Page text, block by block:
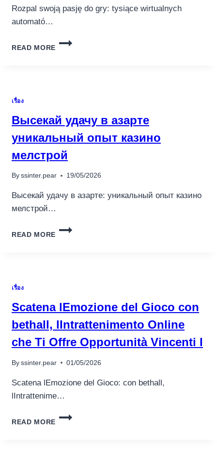
Rozpal swoją pasję do gry: tysiące wirtualnych
automató…
READ MORE
ROZPAL
KASYNO
ŻYWO,
ZAKŁADY
NA
CZERWONE
EKSKL
เรื่อง
Высекай удачу в азарте
уникальный опыт казино
мелстрой
By ssinter.pear 19/05/2026
Высекай удачу в азарте: уникальный опыт казино
мелстрой…
READ MORE
ВЫСЕКАЙ
เรื่อง
Scatena lEmozione del Gioco con
bethall, lIntrattenimento Online
che Ti Offre Opportunità Vincenti I
By ssinter.pear 01/05/2026
Scatena lEmozione del Gioco: con bethall,
lIntrattenime…
READ MORE
SCATENA